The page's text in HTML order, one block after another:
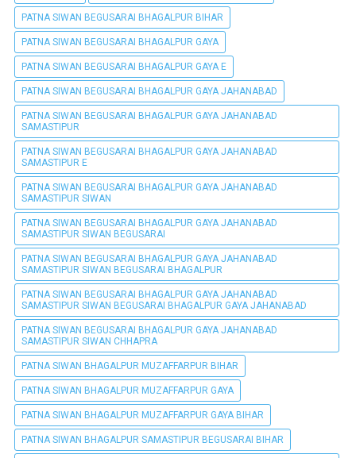
PATNA SIWAN BEGUSARAI BHAGALPUR BIHAR
PATNA SIWAN BEGUSARAI BHAGALPUR GAYA
PATNA SIWAN BEGUSARAI BHAGALPUR GAYA E
PATNA SIWAN BEGUSARAI BHAGALPUR GAYA JAHANABAD
PATNA SIWAN BEGUSARAI BHAGALPUR GAYA JAHANABAD
SAMASTIPUR
PATNA SIWAN BEGUSARAI BHAGALPUR GAYA JAHANABAD
SAMASTIPUR E
PATNA SIWAN BEGUSARAI BHAGALPUR GAYA JAHANABAD
SAMASTIPUR SIWAN
PATNA SIWAN BEGUSARAI BHAGALPUR GAYA JAHANABAD
SAMASTIPUR SIWAN BEGUSARAI
PATNA SIWAN BEGUSARAI BHAGALPUR GAYA JAHANABAD
SAMASTIPUR SIWAN BEGUSARAI BHAGALPUR
PATNA SIWAN BEGUSARAI BHAGALPUR GAYA JAHANABAD
SAMASTIPUR SIWAN BEGUSARAI BHAGALPUR GAYA JAHANABAD
PATNA SIWAN BEGUSARAI BHAGALPUR GAYA JAHANABAD
SAMASTIPUR SIWAN CHHAPRA
PATNA SIWAN BHAGALPUR MUZAFFARPUR BIHAR
PATNA SIWAN BHAGALPUR MUZAFFARPUR GAYA
PATNA SIWAN BHAGALPUR MUZAFFARPUR GAYA BIHAR
PATNA SIWAN BHAGALPUR SAMASTIPUR BEGUSARAI BIHAR